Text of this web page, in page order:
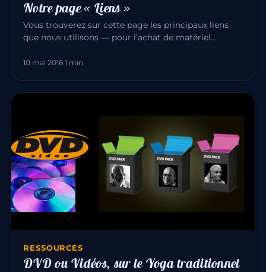
Notre page « Liens »
Vous trouverez sur cette page les principaux liens
que nous utilisons — pour l’achat de matériel
10 mai 2016·1 min
RESSOURCES
DVD ou Vidéos, sur le Yoga traditionnel